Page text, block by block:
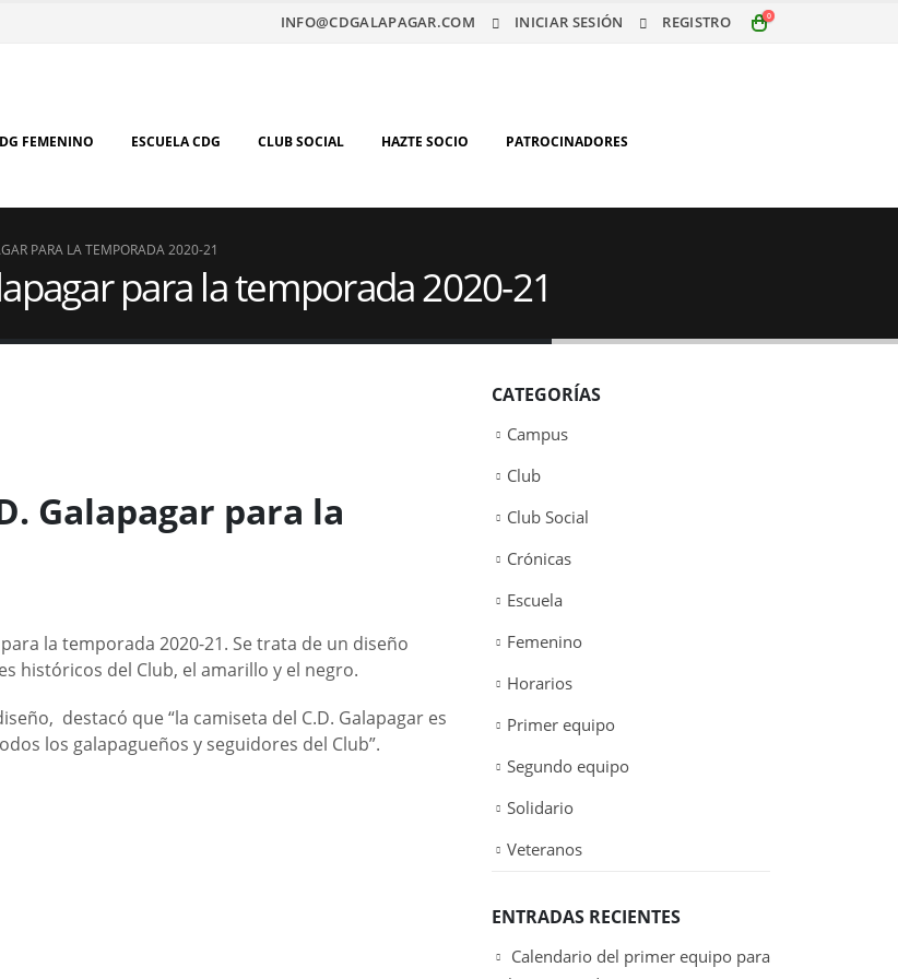
INFO@CDGALAPAGAR.COM INICIAR SESIÓN REGISTRO 0
FEMENINO ESCUELA CDG CLUB SOCIAL HAZTE SOCIO PATROCINADORES
PARA LA TEMPORADA 2020-21
para la temporada 2020-21
Galapagar para la
la temporada 2020-21. Se trata de un diseño
históricos del Club, el amarillo y el negro.
destacó que “la camiseta del C.D. Galapagar es
los galapagueños y seguidores del Club”.
CATEGORÍAS
Campus
Club
Club Social
Crónicas
Escuela
Femenino
Horarios
Primer equipo
Segundo equipo
Solidario
Veteranos
ENTRADAS RECIENTES
Calendario del primer equipo para